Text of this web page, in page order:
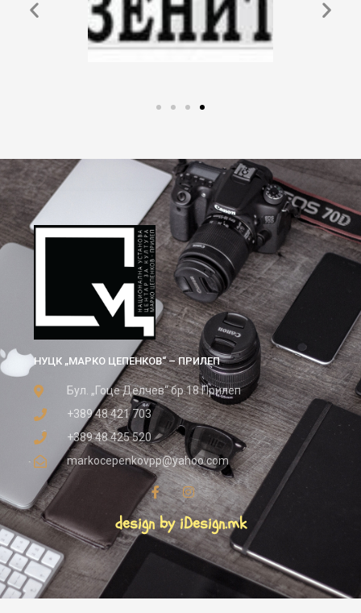
НУЦК „МАРКО ЦЕПЕНКОВ“ – ПРИЛЕП
Бул. „Гоце Делчев“ бр.18 Прилеп
+389 48 421 703
+389 48 425 520
markocepenkovpp@yahoo.com
design by iDesign.mk